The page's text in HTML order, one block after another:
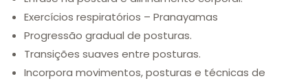
Exercícios respiratórios – Pranayamas
Progressão gradual de posturas.
Transições suaves entre posturas.
Incorpora movimentos, posturas e técnicas de